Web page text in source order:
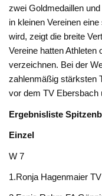
zwei Goldmedaillen
in kleinen Vereinen
wird, zeigt die breite
Vereine hatten Athleten
verzeichnen. Bei der
zahlenmäßig stärksten
vor dem TV Ebersbach
Ergebnisliste
Einzel
W 7
1.Ronja